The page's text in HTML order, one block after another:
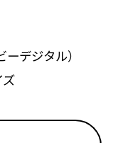
デジタル）